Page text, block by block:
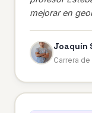
mejorar en
Joaquín
Carrera de